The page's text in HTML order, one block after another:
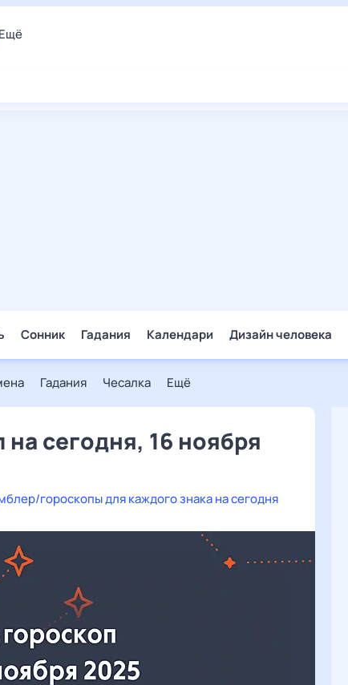
Ещё
Сонник Гадания Календари Дизайн человека
Гадания Чесалка Ещё
сегодня, 16 ноября
гороскопы для каждого знака на сегодня